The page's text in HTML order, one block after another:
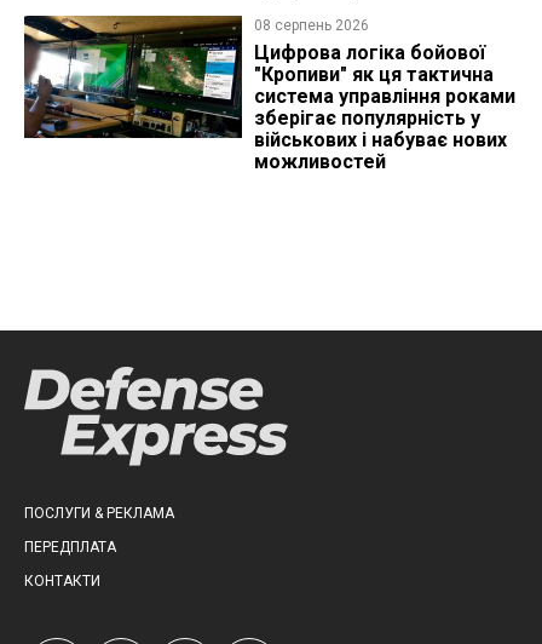
08 серпень 2026
Цифрова логіка бойової
"Кропиви" як ця тактична
система управління роками
зберігає популярність у
військових і набуває нових
можливостей
ПОСЛУГИ & РЕКЛАМА
ПЕРЕДПЛАТА
КОНТАКТИ